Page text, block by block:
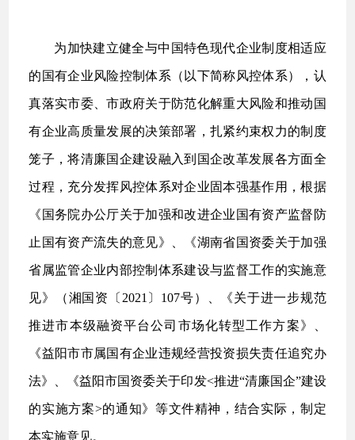
为加快建立健全与中国特色现代企业制度相适应
的国有企业风险控制体系（以下简称风控体系），认
真落实市委、市政府关于防范化解重大风险和推动国
有企业高质量发展的决策部署，扎紧约束权力的制度
笼子，将清廉国企建设融入到国企改革发展各方面全
过程，充分发挥风控体系对企业固本强基作用，根据
《国务院办公厅关于加强和改进企业国有资产监督防
止国有资产流失的意见》、《湖南省国资委关于加强
省属监管企业内部控制体系建设与监督工作的实施意
见》（湘国资〔2021〕107号）、《关于进一步规范
推进市本级融资平台公司市场化转型工作方案》、
《益阳市市属国有企业违规经营投资损失责任追究办
法》、《益阳市国资委关于印发<推进“清廉国企”建设
的实施方案>的通知》等文件精神，结合实际，制定
本实施意见。